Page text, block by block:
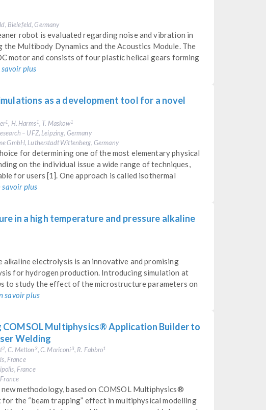
Bielefeld, Germany
robot is evaluated regarding noise and vibration in
Multibody Dynamics and the Acoustics Module. The
motor and consists of four plastic helical gears forming
savoir plus
as a development tool for a novel
1 , H. Harms1, T. Maskow1
– UFZ, Leipzing, Germany
GmbH, Lutherstadt Wittenberg, Germany
for determining one of the most elementary physical
on the individual issue a wide range of techniques,
for users [1]. One approach is called isothermal
savoir plus
in a high temperature and pressure alkaline
alkaline electrolysis is an innovative and promising
for hydrogen production. Introducing simulation at
to study the effect of the microstructure parameters on
savoir plus
COMSOL Multiphysics® Application Builder to
Welding
2, C. Metton3, C. Moriconi3, R. Fabbro1
France
France
methodology, based on COMSOL Multiphysics®
the “beam trapping” effect in multiphysical modelling